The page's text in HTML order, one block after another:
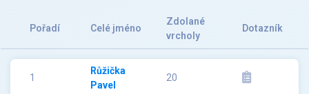
Pořadí Celé jméno
Zdolané
vrcholy
Dotazník
1
Růžička
Pavel
20